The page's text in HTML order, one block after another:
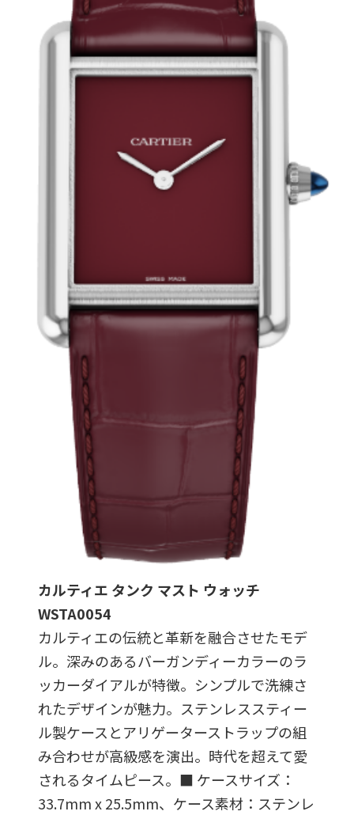
カルティエ タンク マスト ウォッチ
WSTA0054
カルティエの伝統と革新を融合させたモデ
ル。深みのあるバーガンディーカラーのラ
ッカーダイアルが特徴。シンプルで洗練さ
れたデザインが魅力。ステンレススティー
ル製ケースとアリゲーターストラップの組
み合わせが高級感を演出。時代を超えて愛
されるタイムピース。■ ケースサイズ：
33.7mm x 25.5mm、ケース素材：ステンレ